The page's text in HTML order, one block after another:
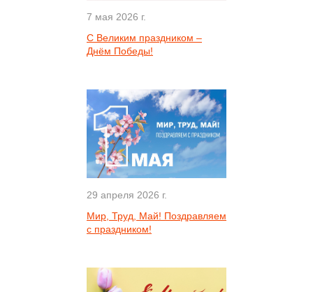
7 мая 2026 г.
С Великим праздником –
Днём Победы!
29 апреля 2026 г.
Мир, Труд, Май! Поздравляем
с праздником!